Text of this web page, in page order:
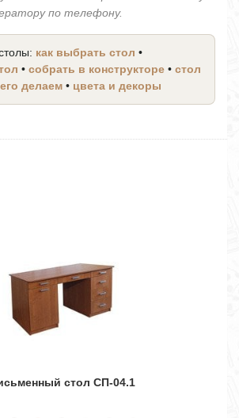
по телефону.
как выбрать стол •
• собрать в конструкторе • стол
делаем • цвета и декоры
стол СП-04.1